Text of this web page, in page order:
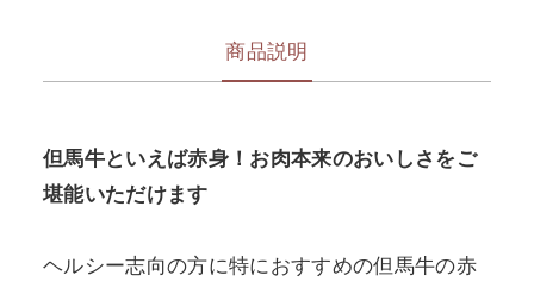
商品説明
但馬牛といえば赤身！お肉本来のおいしさをご
堪能いただけます
ヘルシー志向の方に特におすすめの但馬牛の赤